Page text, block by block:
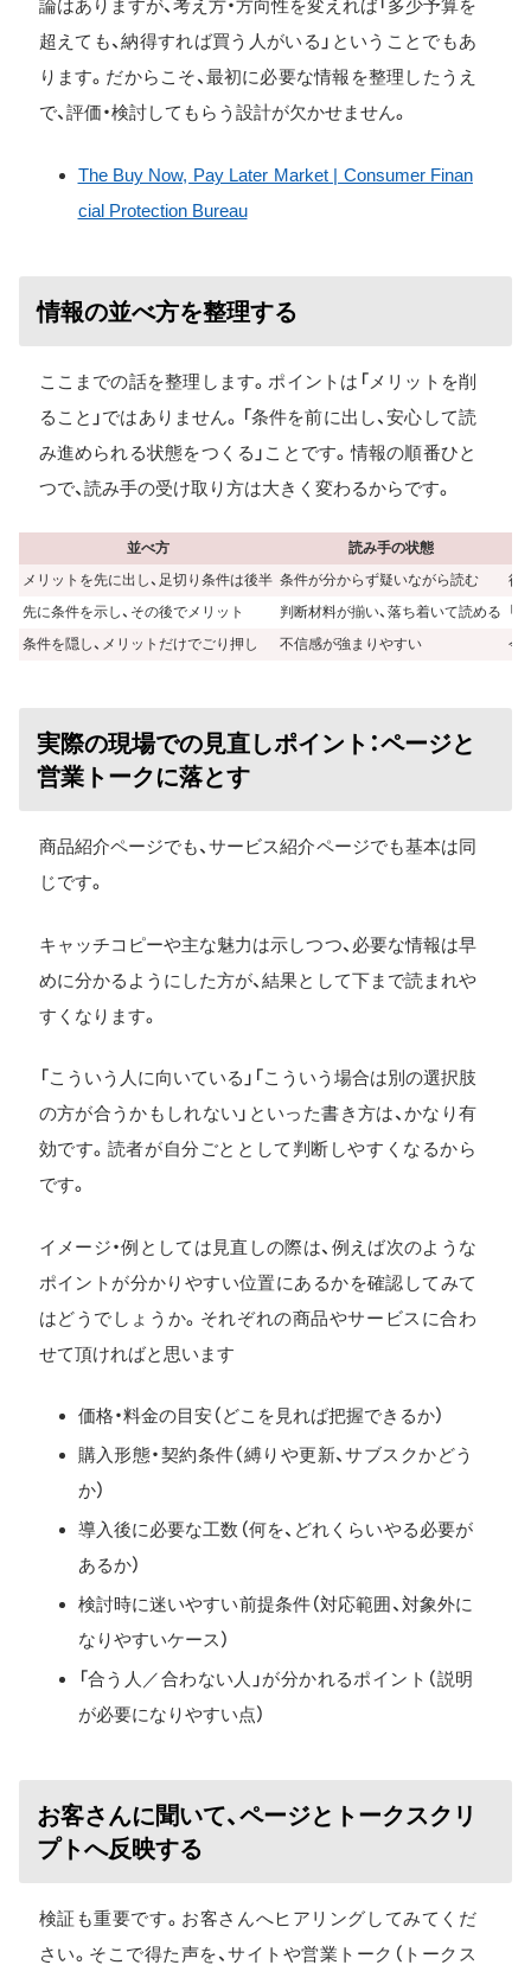
論はありますが、考え方・方向性を変えれば「多少予算を
超えても、納得すれば買う人がいる」ということでもあ
ります。だからこそ、最初に必要な情報を整理したうえ
で、評価・検討してもらう設計が欠かせません。
The Buy Now, Pay Later Market | Consumer Finan
cial Protection Bureau
情報の並べ方を整理する
ここまでの話を整理します。ポイントは「メリットを削
ること」ではありません。「条件を前に出し、安心して読
み進められる状態をつくる」ことです。情報の順番ひと
つで、読み手の受け取り方は大きく変わるからです。
並べ方
読み手の状態
メリットを先に出し、足切り条件は後半 条件が分からず疑いながら読む
後
先に条件を示し、その後でメリット
判断材料が揃い、落ち着いて読める
「
条件を隠し、メリットだけでごり押し
不信感が強まりやすい 今
実際の現場での見直しポイント：ページと
営業トークに落とす
商品紹介ページでも、サービス紹介ページでも基本は同
じです。
キャッチコピーや主な魅力は示しつつ、必要な情報は早
めに分かるようにした方が、結果として下まで読まれや
すくなります。
「こういう人に向いている」「こういう場合は別の選択肢
の方が合うかもしれない」といった書き方は、かなり有
効です。読者が自分ごととして判断しやすくなるから
です。
イメージ・例としては見直しの際は、例えば次のような
ポイントが分かりやすい位置にあるかを確認してみて
はどうでしょうか。それぞれの商品やサービスに合わ
せて頂ければと思います
価格・料金の目安（どこを見れば把握できるか）
購入形態・契約条件（縛りや更新、サブスクかどう
か）
導入後に必要な工数（何を、どれくらいやる必要が
あるか）
検討時に迷いやすい前提条件（対応範囲、対象外に
なりやすいケース）
「合う人／合わない人」が分かれるポイント（説明
が必要になりやすい点）
お客さんに聞いて、ページとトークスクリ
プトへ反映する
検証も重要です。お客さんへヒアリングしてみてくだ
さい。そこで得た声を、サイトや営業トーク（トークス